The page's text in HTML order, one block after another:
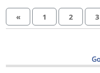
« 1 2 3